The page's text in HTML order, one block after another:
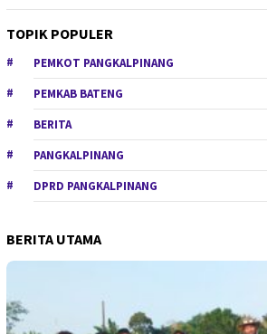
TOPIK POPULER
PEMKOT PANGKALPINANG
PEMKAB BATENG
BERITA
PANGKALPINANG
DPRD PANGKALPINANG
BERITA UTAMA